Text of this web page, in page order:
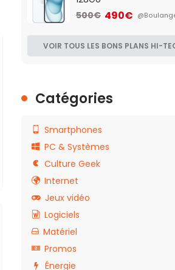
500€ 490€
VOIR TOUS LES BONS PLANS HI-
Catégories
Smartphones
PC & Systèmes
Culture Geek
Internet
Jeux vidéo
Logiciels
Matériel
Promos
Énergie